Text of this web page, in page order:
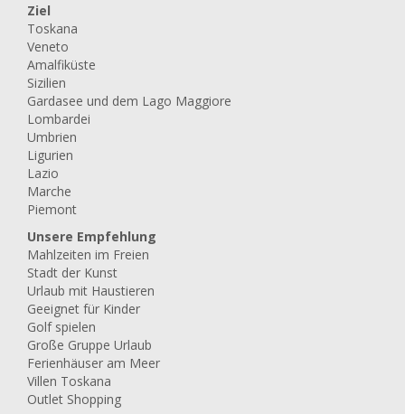
Ziel
Toskana
Veneto
Amalfiküste
Sizilien
Gardasee und dem Lago Maggiore
Lombardei
Umbrien
Ligurien
Lazio
Marche
Piemont
Unsere Empfehlung
Mahlzeiten im Freien
Stadt der Kunst
Urlaub mit Haustieren
Geeignet für Kinder
Golf spielen
Große Gruppe Urlaub
Ferienhäuser am Meer
Villen Toskana
Outlet Shopping